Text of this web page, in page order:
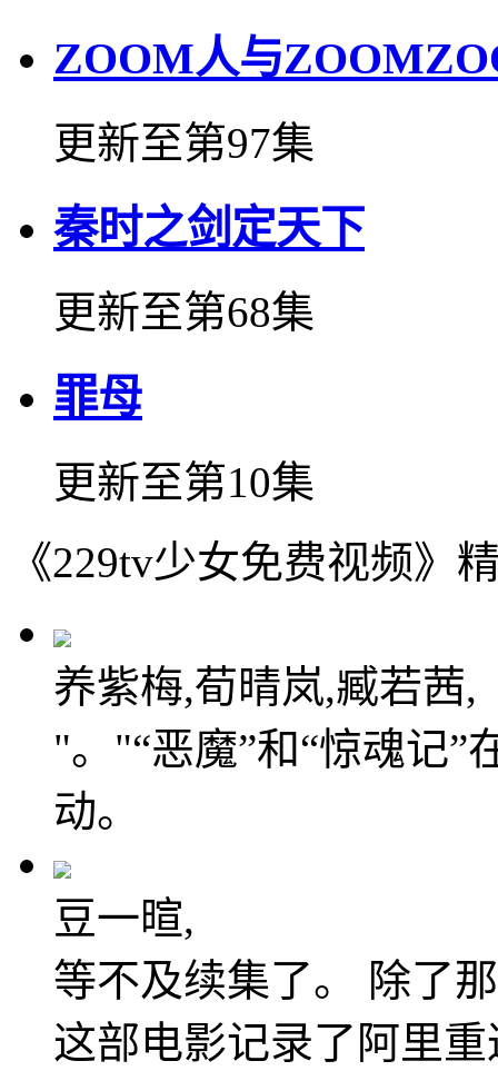
ZOOM人与
更新至第97集
秦时之剑定天下
更新至第68集
罪母
更新至第10集
《229tv少女免费视频》
养紫梅,荀晴岚,臧若茜,
"。"“恶魔”和“惊魂记”
动。
豆一暄,
等不及续集了。 除了
这部电影记录了阿里